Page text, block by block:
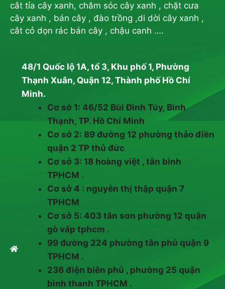
cắt tỉa cây xanh, chăm sóc cây xanh , chặt cưa
cây xanh , bán cây , đào trồng ,di dời cây xanh ,
cắt cỏ dọn rác bán cây , chậu canh ….
48/1 Quốc lộ 1A, tổ 3, Khu phố 1, Phường
Thạnh Xuân, Quận 12, Thành phố Hồ Chí
Minh.
Cơ sở 1: 46/52 Bùi Đình Túy, Bình
Thạnh, TP. Hồ Chí Minh
Cơ sở 2: 89 đường 12 phường thảo điền
quận 2 TP thủ đức
Cơ sở 3: 18 hoàng việt , tân bình
TPHCM .
Cơ sở 4 : nguyễn thị thập quận 7
TPHCM
Cơ sở 5: 403 tân sơn phường 12 quận
gò vấp tphcm .
99 đường 224 phường tân phú quận 9
TPHCM .
236 điện biên phủ , phường 25 quận
bình thanh TPHCM .